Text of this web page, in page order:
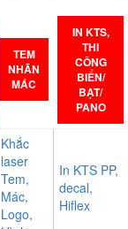
TEM
NHÃN
MÁC
IN KTS,
THI
CÔNG
BIỂN/
BẠT/
PANO
Khắc
laser
Tem,
Mác,
Logo,
In KTS PP,
decal,
Hiflex